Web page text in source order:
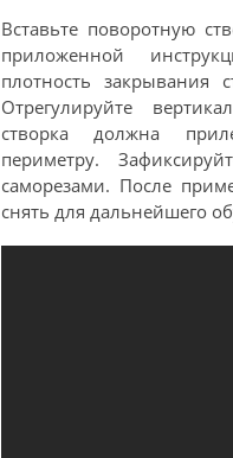
Вставьте поворотную
приложенной
плотность закрывания
Отрегулируйте
створка должна
периметру.
саморезами. После
снять для дальнейшего